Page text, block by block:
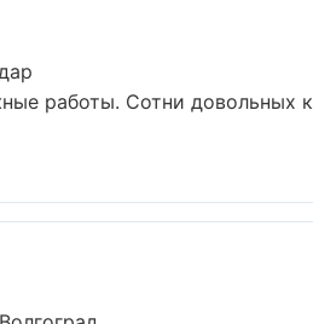
работы. Сотни довольных